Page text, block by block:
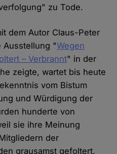
zu Tode.
dem Autor Claus-Peter
Ausstellung "Wegen
– Verbrannt" in der
zeigte, wartet bis heute
vom Bistum
und Würdigung der
hunderte von
sie ihre Meinung
der
grausamst gefoltert,